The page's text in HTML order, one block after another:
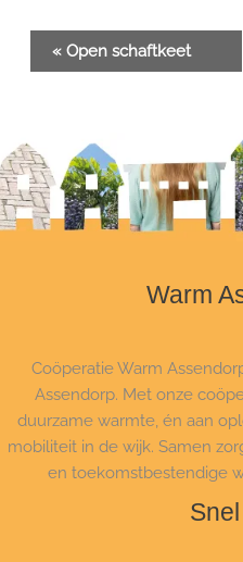
Evenement
Navigatie
«Open schaftkeet
Warm
Coöperatie Warm
Assendorp. Met onze
duurzame warmte, én aan
mobiliteit in de wijk. Samen
en toekomstbestendige